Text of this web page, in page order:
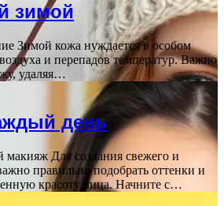
зимой
Зимой кожа нуждается в особом
и перепадов температур. Важно
удаляя…
день
макияж Для создания свежего и
правильно подобрать оттенки и
красоту лица. Начните с…